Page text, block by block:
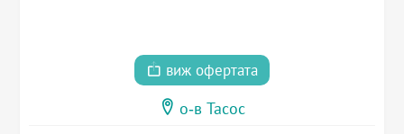
виж офертата
о-в Тасос